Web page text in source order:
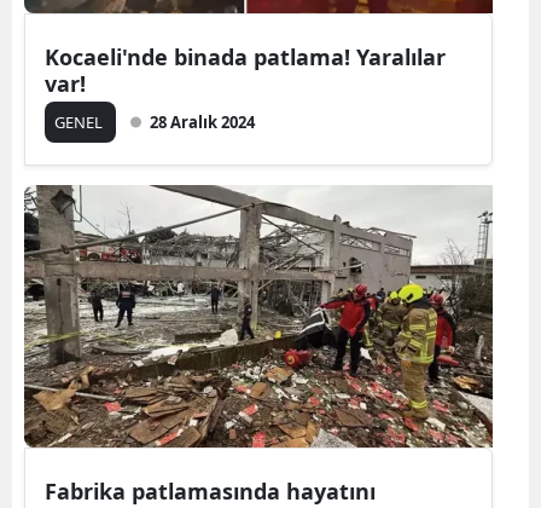
Kocaeli'nde binada patlama! Yaralılar
var!
GENEL 28 Aralık 2024
Fabrika patlamasında hayatını